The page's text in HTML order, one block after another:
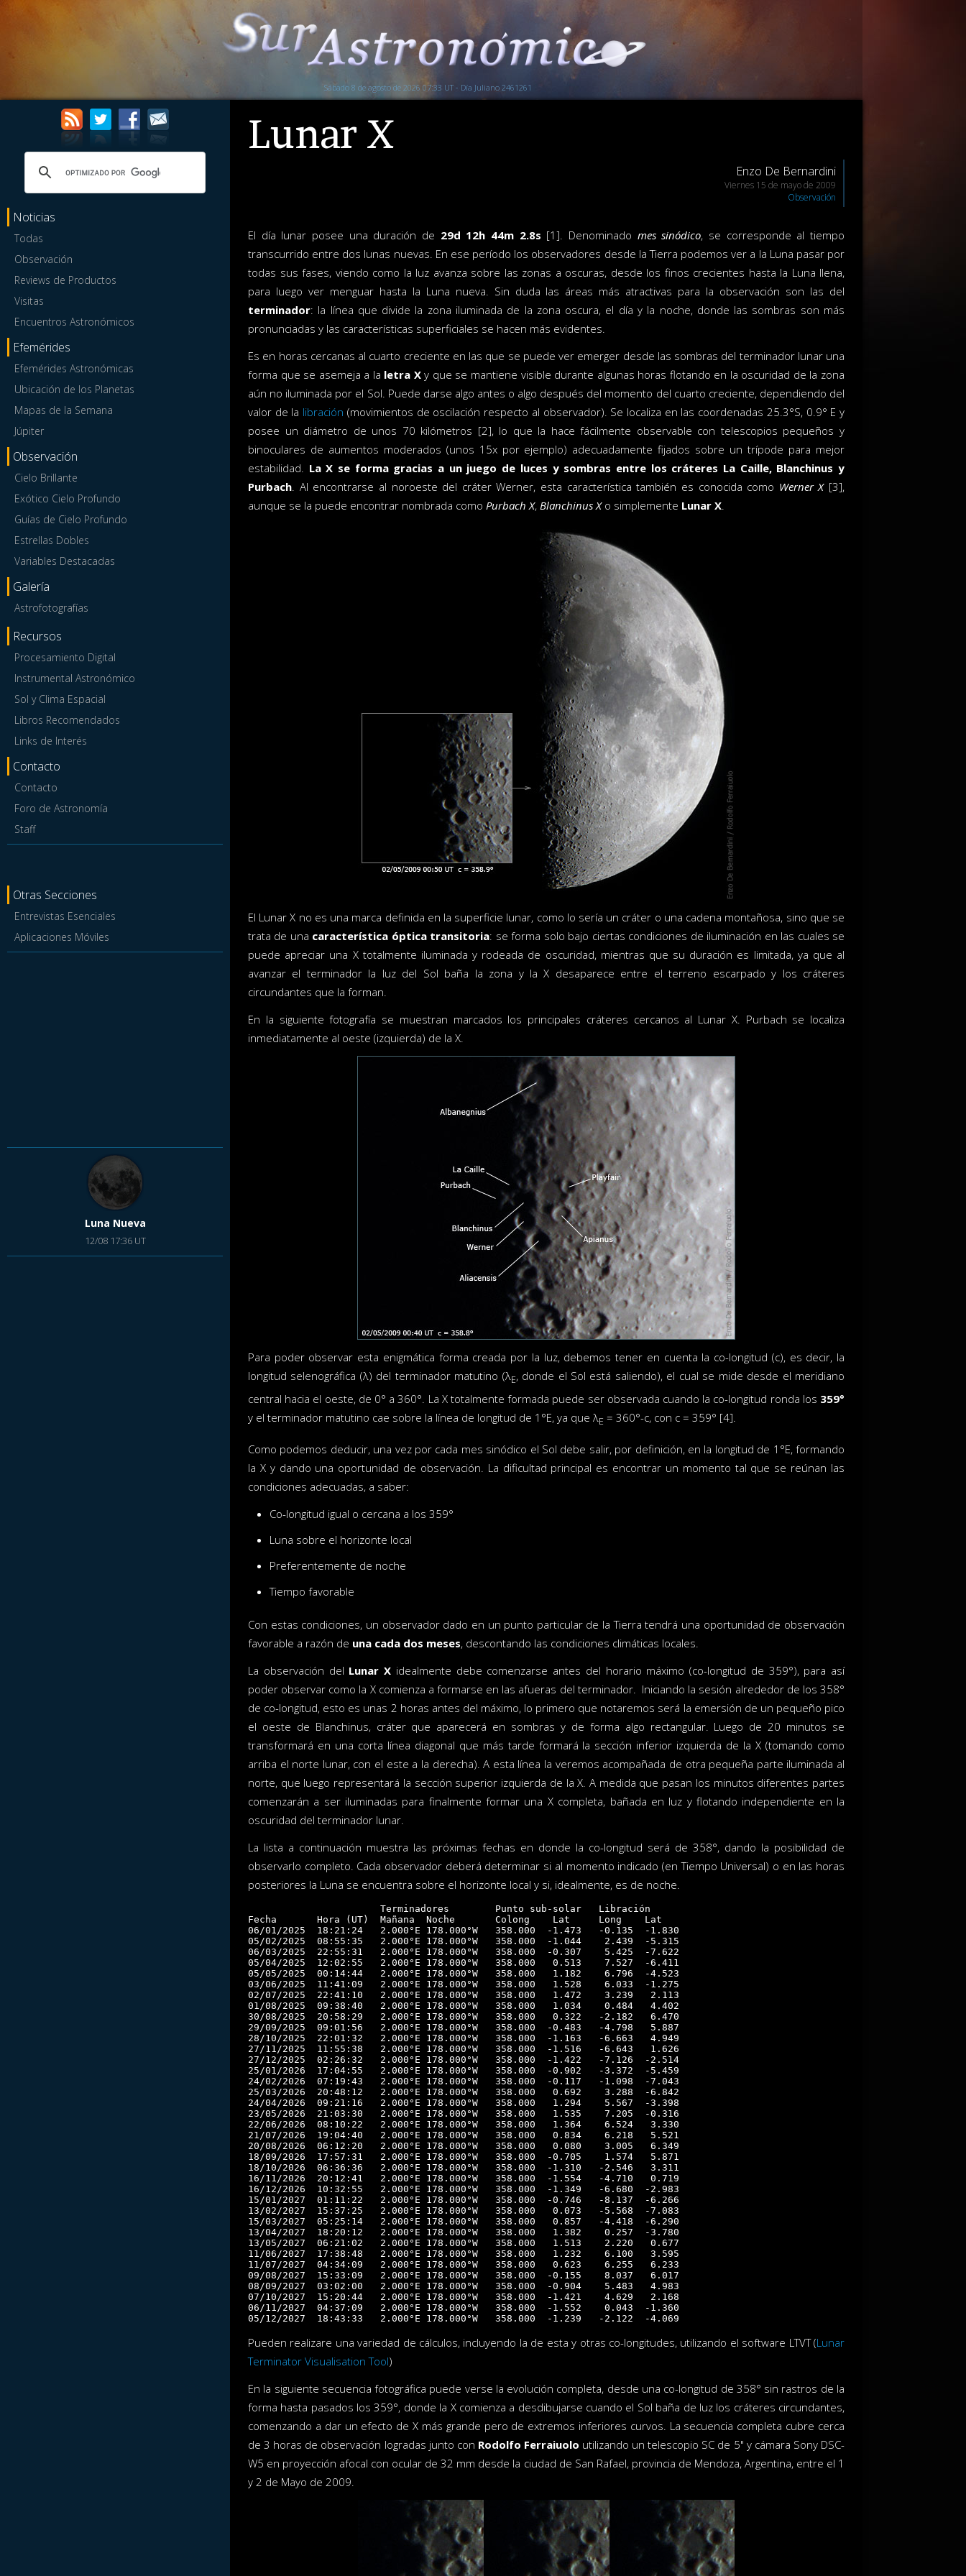
Sábado 8 de agosto de 2026 07:33 UT - Día Juliano 2461261
Noticias
Todas
Observación
Reviews de Productos
Visitas
Encuentros Astronómicos
Efemérides
Efemérides Astronómicas
Ubicación de los Planetas
Mapas de la Semana
Júpiter
Observación
Cielo Brillante
Exótico Cielo Profundo
Guías de Cielo Profundo
Estrellas Dobles
Variables Destacadas
Galería
Astrofotografías
Recursos
Procesamiento Digital
Instrumental Astronómico
Sol y Clima Espacial
Libros Recomendados
Links de Interés
Contacto
Contacto
Foro de Astronomía
Staff
Otras Secciones
Entrevistas Esenciales
Aplicaciones Móviles
Luna Nueva
12/08 17:36 UT
Lunar X
Enzo De Bernardini
Viernes 15 de mayo de 2009
Observación
El día lunar posee una duración de 29d 12h 44m 2.8s [1]. Denominado mes sinódico, se corresponde al tiempo
transcurrido entre dos lunas nuevas. En ese período los observadores desde la Tierra podemos ver a la Luna pasar por
todas sus fases, viendo como la luz avanza sobre las zonas a oscuras, desde los finos crecientes hasta la Luna llena,
para luego ver menguar hasta la Luna nueva. Sin duda las áreas más atractivas para la observación son las del
terminador: la línea que divide la zona iluminada de la zona oscura, el día y la noche, donde las sombras son más
pronunciadas y las características superficiales se hacen más evidentes.
Es en horas cercanas al cuarto creciente en las que se puede ver emerger desde las sombras del terminador lunar una
forma que se asemeja a la letra Xy que se mantiene visible durante algunas horas flotando en la oscuridad de la zona
aún no iluminada por el Sol. Puede darse algo antes o algo después del momento del cuarto creciente, dependiendo del
valor de la libración (movimientos de oscilación respecto al observador). Se localiza en las coordenadas 25.3°S, 0.9° E y
posee un diámetro de unos 70 kilómetros [2], lo que la hace fácilmente observable con telescopios pequeños y
binoculares de aumentos moderados (unos 15x por ejemplo) adecuadamente fijados sobre un trípode para mejor
estabilidad. La X se forma gracias a un juego de luces y sombras entre los cráteres La Caille, Blanchinus y
Purbach. Al encontrarse al noroeste del cráter Werner, esta característica también es conocida como Werner X[3],
aunque se la puede encontrar nombrada como Purbach X, Blanchinus Xo simplemente Lunar X.
El Lunar X no es una marca definida en la superficie lunar, como lo sería un cráter o una cadena montañosa, sino que se
trata de una característica óptica transitoria: se forma solo bajo ciertas condiciones de iluminación en las cuales se
puede apreciar una X totalmente iluminada y rodeada de oscuridad, mientras que su duración es limitada, ya que al
avanzar el terminador la luz del Sol baña la zona y la X desaparece entre el terreno escarpado y los cráteres
circundantes que la forman.
En la siguiente fotografía se muestran marcados los principales cráteres cercanos al Lunar X. Purbach se localiza
inmediatamente al oeste (izquierda) de la X.
Para poder observar esta enigmática forma creada por la luz, debemos tener en cuenta la co-longitud (c), es decir, la
longitud selenográfica (λ) del terminador matutino (λE, donde el Sol está saliendo), el cual se mide desde el meridiano
central hacia el oeste, de 0° a 360°. La X totalmente formada puede ser observada cuando la co-longitud ronda los 359°
y el terminador matutino cae sobre la línea de longitud de 1°E, ya que λE = 360°-c, con c = 359° [4].
Como podemos deducir, una vez por cada mes sinódico el Sol debe salir, por definición, en la longitud de 1°E, formando
la X y dando una oportunidad de observación. La dificultad principal es encontrar un momento tal que se reúnan las
condiciones adecuadas, a saber:
Co-longitud igual o cercana a los 359°
Luna sobre el horizonte local
Preferentemente de noche
Tiempo favorable
Con estas condiciones, un observador dado en un punto particular de la Tierra tendrá una oportunidad de observación
favorable a razón de una cada dos meses, descontando las condiciones climáticas locales.
La observación del Lunar X idealmente debe comenzarse antes del horario máximo (co-longitud de 359°), para así
poder observar como la X comienza a formarse en las afueras del terminador. Iniciando la sesión alrededor de los 358°
de co-longitud, esto es unas 2 horas antes del máximo, lo primero que notaremos será la emersión de un pequeño pico
el oeste de Blanchinus, cráter que aparecerá en sombras y de forma algo rectangular. Luego de 20 minutos se
transformará en una corta línea diagonal que más tarde formará la sección inferior izquierda de la X (tomando como
arriba el norte lunar, con el este a la derecha). A esta línea la veremos acompañada de otra pequeña parte iluminada al
norte, que luego representará la sección superior izquierda de la X. A medida que pasan los minutos diferentes partes
comenzarán a ser iluminadas para finalmente formar una X completa, bañada en luz y flotando independiente en la
oscuridad del terminador lunar.
La lista a continuación muestra las próximas fechas en donde la co-longitud será de 358°, dando la posibilidad de
observarlo completo. Cada observador deberá determinar si al momento indicado (en Tiempo Universal) o en las horas
posteriores la Luna se encuentra sobre el horizonte local y si, idealmente, es de noche.
                       Terminadores        Punto sub-solar   Libración
Fecha       Hora (UT)  Mañana  Noche       Colong    Lat     Long    Lat
06/01/2025  18:21:24   2.000°E 178.000°W   358.000  -1.473   -0.135  -1.830
05/02/2025  08:55:35   2.000°E 178.000°W   358.000  -1.044    2.439  -5.315
06/03/2025  22:55:31   2.000°E 178.000°W   358.000  -0.307    5.425  -7.622
05/04/2025  12:02:55   2.000°E 178.000°W   358.000   0.513    7.527  -6.411
05/05/2025  00:14:44   2.000°E 178.000°W   358.000   1.182    6.796  -4.523
03/06/2025  11:41:09   2.000°E 178.000°W   358.000   1.528    6.033  -1.275
02/07/2025  22:41:10   2.000°E 178.000°W   358.000   1.472    3.239   2.113
01/08/2025  09:38:40   2.000°E 178.000°W   358.000   1.034    0.484   4.402
30/08/2025  20:58:29   2.000°E 178.000°W   358.000   0.322   -2.182   6.470
29/09/2025  09:01:56   2.000°E 178.000°W   358.000  -0.483   -4.798   5.887
28/10/2025  22:01:32   2.000°E 178.000°W   358.000  -1.163   -6.663   4.949
27/11/2025  11:55:38   2.000°E 178.000°W   358.000  -1.516   -6.643   1.626
27/12/2025  02:26:32   2.000°E 178.000°W   358.000  -1.422   -7.126  -2.514
25/01/2026  17:04:55   2.000°E 178.000°W   358.000  -0.902   -3.372  -5.459
24/02/2026  07:19:43   2.000°E 178.000°W   358.000  -0.117   -1.098  -7.043
25/03/2026  20:48:12   2.000°E 178.000°W   358.000   0.692    3.288  -6.842
24/04/2026  09:21:16   2.000°E 178.000°W   358.000   1.294    5.567  -3.398
23/05/2026  21:03:30   2.000°E 178.000°W   358.000   1.535    7.205  -0.316
22/06/2026  08:10:22   2.000°E 178.000°W   358.000   1.364    6.524   3.330
21/07/2026  19:04:40   2.000°E 178.000°W   358.000   0.834    6.218   5.521
20/08/2026  06:12:20   2.000°E 178.000°W   358.000   0.080    3.005   6.349
18/09/2026  17:57:31   2.000°E 178.000°W   358.000  -0.705    1.574   5.871
18/10/2026  06:36:36   2.000°E 178.000°W   358.000  -1.310   -2.546   3.311
16/11/2026  20:12:41   2.000°E 178.000°W   358.000  -1.554   -4.710   0.719
16/12/2026  10:32:55   2.000°E 178.000°W   358.000  -1.349   -6.680  -2.983
15/01/2027  01:11:22   2.000°E 178.000°W   358.000  -0.746   -8.137  -6.266
13/02/2027  15:37:25   2.000°E 178.000°W   358.000   0.073   -5.568  -7.083
15/03/2027  05:25:14   2.000°E 178.000°W   358.000   0.857   -4.418  -6.290
13/04/2027  18:20:12   2.000°E 178.000°W   358.000   1.382    0.257  -3.780
13/05/2027  06:21:02   2.000°E 178.000°W   358.000   1.513    2.220   0.677
11/06/2027  17:38:48   2.000°E 178.000°W   358.000   1.232    6.100   3.595
11/07/2027  04:34:09   2.000°E 178.000°W   358.000   0.623    6.255   6.233
09/08/2027  15:33:09   2.000°E 178.000°W   358.000  -0.155    8.037   6.017
08/09/2027  03:02:00   2.000°E 178.000°W   358.000  -0.904    5.483   4.983
07/10/2027  15:20:44   2.000°E 178.000°W   358.000  -1.421    4.629   2.168
06/11/2027  04:37:09   2.000°E 178.000°W   358.000  -1.552    0.043  -1.360
Pueden realizare una variedad de cálculos, incluyendo la de esta y otras co-longitudes, utilizando el software LTVT (Lunar
Terminator Visualisation Tool)
En la siguiente secuencia fotográfica puede verse la evolución completa, desde una co-longitud de 358° sin rastros de la
forma hasta pasados los 359°, donde la X comienza a desdibujarse cuando el Sol baña de luz los cráteres circundantes,
comenzando a dar un efecto de X más grande pero de extremos inferiores curvos. La secuencia completa cubre cerca
de 3 horas de observación logradas junto con Rodolfo Ferraiuolo utilizando un telescopio SC de 5" y cámara Sony DSC-
W5 en proyección afocal con ocular de 32 mm desde la ciudad de San Rafael, provincia de Mendoza, Argentina, entre el 1
y 2 de Mayo de 2009.